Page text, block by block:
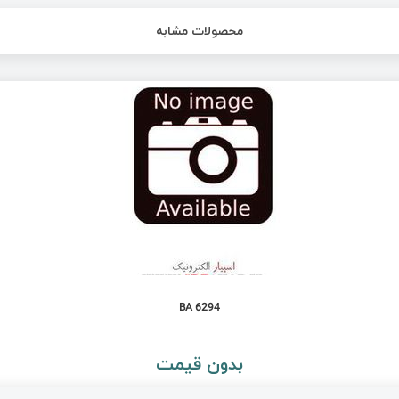
محصولات مشابه
BA 6294
بدون قیمت